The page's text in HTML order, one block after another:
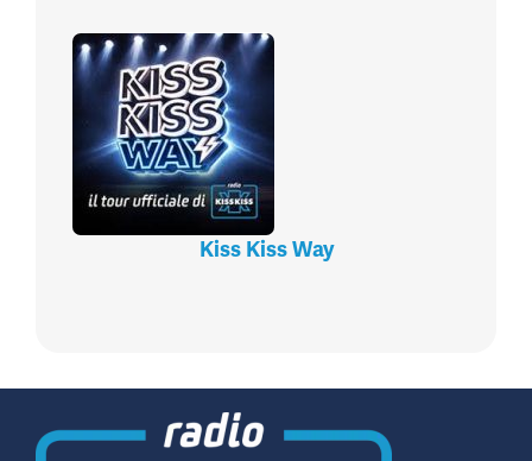
Kiss Kiss Way